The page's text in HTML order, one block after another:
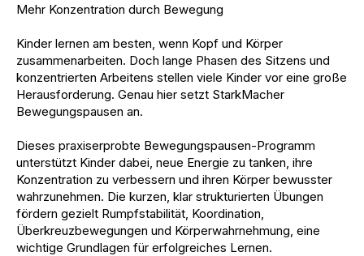
Mehr Konzentration durch Bewegung
Kinder lernen am besten, wenn Kopf und Körper
zusammenarbeiten. Doch lange Phasen des Sitzens und
konzentrierten Arbeitens stellen viele Kinder vor eine große
Herausforderung. Genau hier setzt StarkMacher
Bewegungspausen an.
Dieses praxiserprobte Bewegungspausen-Programm
unterstützt Kinder dabei, neue Energie zu tanken, ihre
Konzentration zu verbessern und ihren Körper bewusster
wahrzunehmen. Die kurzen, klar strukturierten Übungen
fördern gezielt Rumpfstabilität, Koordination,
Überkreuzbewegungen und Körperwahrnehmung, eine
wichtige Grundlagen für erfolgreiches Lernen.